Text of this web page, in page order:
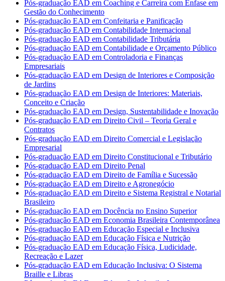
Pós-graduação EAD em Coaching e Carreira com Ênfase em
Gestão do Conhecimento
Pós-graduação EAD em Confeitaria e Panificação
Pós-graduação EAD em Contabilidade Internacional
Pós-graduação EAD em Contabilidade Tributária
Pós-graduação EAD em Contabilidade e Orçamento Público
Pós-graduação EAD em Controladoria e Finanças
Empresariais
Pós-graduação EAD em Design de Interiores e Composição
de Jardins
Pós-graduação EAD em Design de Interiores: Materiais,
Conceito e Criação
Pós-graduação EAD em Design, Sustentabilidade e Inovação
Pós-graduação EAD em Direito Civil – Teoria Geral e
Contratos
Pós-graduação EAD em Direito Comercial e Legislação
Empresarial
Pós-graduação EAD em Direito Constitucional e Tributário
Pós-graduação EAD em Direito Penal
Pós-graduação EAD em Direito de Família e Sucessão
Pós-graduação EAD em Direito e Agronegócio
Pós-graduação EAD em Direito e Sistema Registral e Notarial
Brasileiro
Pós-graduação EAD em Docência no Ensino Superior
Pós-graduação EAD em Economia Brasileira Contemporânea
Pós-graduação EAD em Educação Especial e Inclusiva
Pós-graduação EAD em Educação Física e Nutrição
Pós-graduação EAD em Educação Física, Ludicidade,
Recreação e Lazer
Pós-graduação EAD em Educação Inclusiva: O Sistema
Braille e Libras